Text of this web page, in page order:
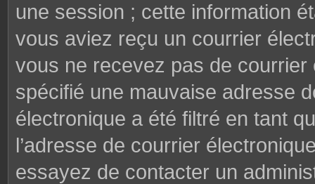
une session ; cette information
vous aviez reçu un courrier
vous ne recevez pas de
spécifié une mauvaise adresse
électronique a été filtré en tant
l’adresse de courrier
essayez de contacter un